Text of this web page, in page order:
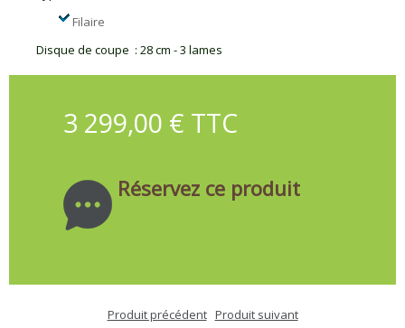
Filaire
Disque de coupe : 28 cm - 3 lames
3 299,00 € TTC
Réservez ce produit
Produit précédent Produit suivant